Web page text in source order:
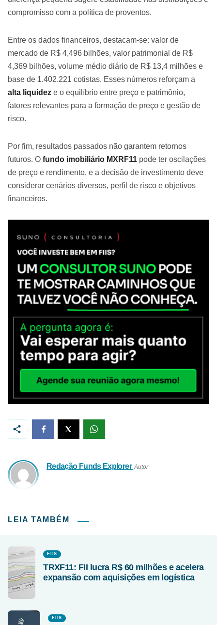
compromisso com a política de proventos.
Entre os dados financeiros, destacam-se: valor de
mercado de R$ 4,496 bilhões, valor patrimonial de R$
4,369 bilhões, volume médio diário de R$ 13,4 milhões e
base de 1.402.221 cotistas. Esses números reforçam a
alta liquidez e o equilíbrio entre preço e patrimônio,
fatores relevantes para a formação de preço e gestão de
risco.
Por fim, resultados passados não garantem retornos
futuros. O fundo imobiliário MXRF11 pode ter oscilações
de preço e rendimento, e a decisão de investimento deve
considerar cenários diversos, perfil de risco e objetivos
financeiros.
Redação Funds Explorer Autor
LEIA TAMBÉM
FIIS
TRXF11: FII lucra R$ 60 milhões e acelera
expansão com aquisições em logística
FIIS